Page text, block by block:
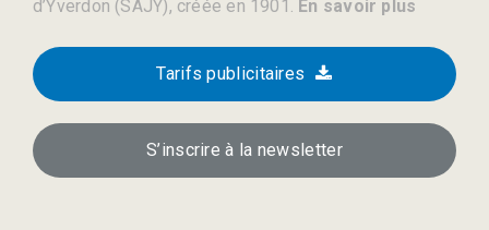
d’Yverdon (SAJY), créée en 1901. En savoir plus
Tarifs publicitaires
S’inscrire à la newsletter